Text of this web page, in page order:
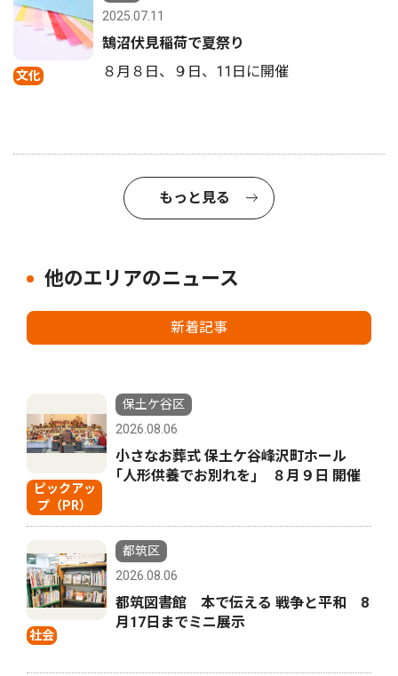
文化
2025.07.11
鵠沼伏見稲荷で夏祭り
８月８日、９日、11日に開催
もっと見る
他のエリアのニュース
新着記事
ピックアッ
プ（PR）
保土ケ谷区
2026.08.06
小さなお葬式 保土ケ谷峰沢町ホール
｢人形供養でお別れを｣ ８月９日 開催
社会
都筑区
2026.08.06
都筑図書館 本で伝える 戦争と平和 8
月17日までミニ展示